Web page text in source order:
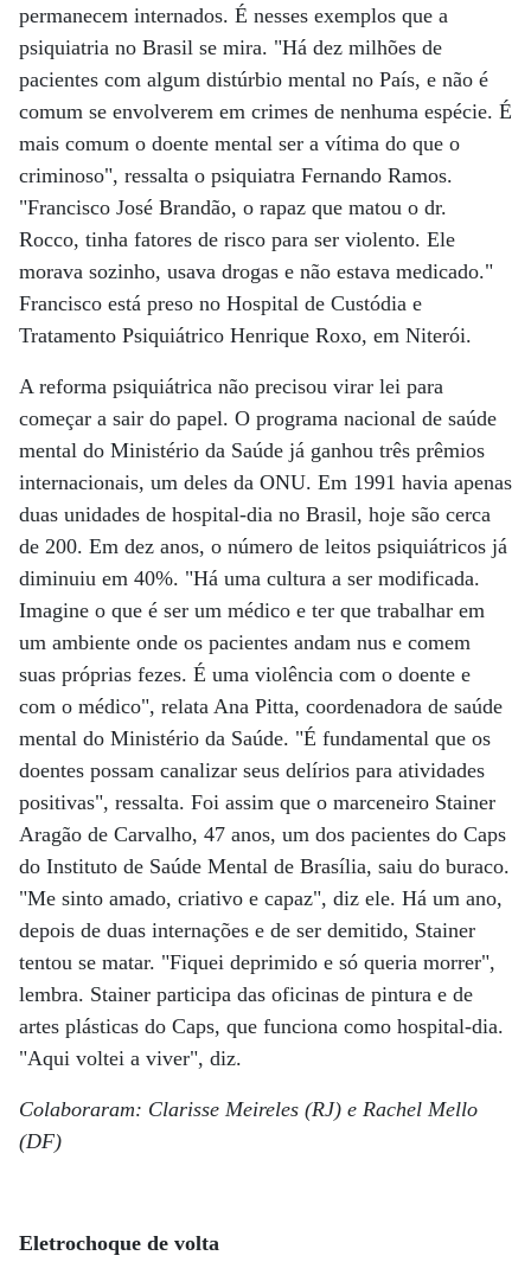
permanecem internados. É nesses exemplos que a
psiquiatria no Brasil se mira. "Há dez milhões de
pacientes com algum distúrbio mental no País, e não é
comum se envolverem em crimes de nenhuma espécie. É
mais comum o doente mental ser a vítima do que o
criminoso", ressalta o psiquiatra Fernando Ramos.
"Francisco José Brandão, o rapaz que matou o dr.
Rocco, tinha fatores de risco para ser violento. Ele
morava sozinho, usava drogas e não estava medicado."
Francisco está preso no Hospital de Custódia e
Tratamento Psiquiátrico Henrique Roxo, em Niterói.
A reforma psiquiátrica não precisou virar lei para
começar a sair do papel. O programa nacional de saúde
mental do Ministério da Saúde já ganhou três prêmios
internacionais, um deles da ONU. Em 1991 havia apenas
duas unidades de hospital-dia no Brasil, hoje são cerca
de 200. Em dez anos, o número de leitos psiquiátricos já
diminuiu em 40%. "Há uma cultura a ser modificada.
Imagine o que é ser um médico e ter que trabalhar em
um ambiente onde os pacientes andam nus e comem
suas próprias fezes. É uma violência com o doente e
com o médico", relata Ana Pitta, coordenadora de saúde
mental do Ministério da Saúde. "É fundamental que os
doentes possam canalizar seus delírios para atividades
positivas", ressalta. Foi assim que o marceneiro Stainer
Aragão de Carvalho, 47 anos, um dos pacientes do Caps
do Instituto de Saúde Mental de Brasília, saiu do buraco.
"Me sinto amado, criativo e capaz", diz ele. Há um ano,
depois de duas internações e de ser demitido, Stainer
tentou se matar. "Fiquei deprimido e só queria morrer",
lembra. Stainer participa das oficinas de pintura e de
artes plásticas do Caps, que funciona como hospital-dia.
"Aqui voltei a viver", diz.
Colaboraram: Clarisse Meireles (RJ) e Rachel Mello
(DF)
Eletrochoque de volta